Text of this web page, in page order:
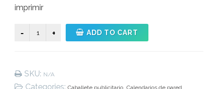
imprimir
Cartas
de
quantity
ADD TO CART
SKU: N/A
Categories: , ,